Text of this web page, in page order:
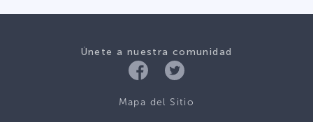
Únete a nuestra comunidad
Mapa del Sitio